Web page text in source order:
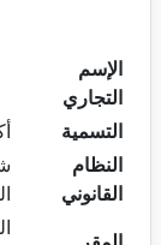
الإسم
التجاري
التسمية
النظام
القانوني